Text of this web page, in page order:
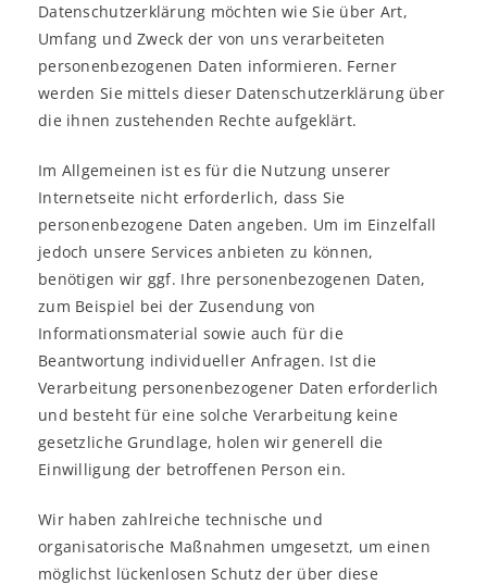
Datenschutzerklärung möchten wie Sie über Art,
Umfang und Zweck der von uns verarbeiteten
personenbezogenen Daten informieren. Ferner
werden Sie mittels dieser Datenschutzerklärung über
die ihnen zustehenden Rechte aufgeklärt.
Im Allgemeinen ist es für die Nutzung unserer
Internetseite nicht erforderlich, dass Sie
personenbezogene Daten angeben. Um im Einzelfall
jedoch unsere Services anbieten zu können,
benötigen wir ggf. Ihre personenbezogenen Daten,
zum Beispiel bei der Zusendung von
Informationsmaterial sowie auch für die
Beantwortung individueller Anfragen. Ist die
Verarbeitung personenbezogener Daten erforderlich
und besteht für eine solche Verarbeitung keine
gesetzliche Grundlage, holen wir generell die
Einwilligung der betroffenen Person ein.
Wir haben zahlreiche technische und
organisatorische Maßnahmen umgesetzt, um einen
möglichst lückenlosen Schutz der über diese